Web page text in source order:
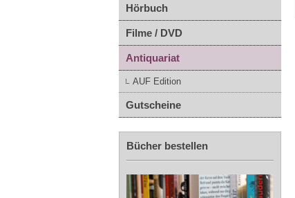
Hörbuch
Filme / DVD
Antiquariat
AUF Edition
Gutscheine
Bücher bestellen